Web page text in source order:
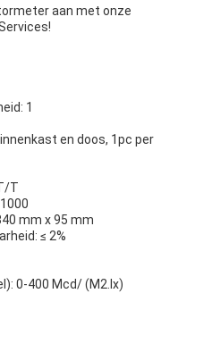
aan met onze
1
en doos, 1pc per
T
mm x 95 mm
≤ 2%
0-400 Mcd/ (M2.lx)